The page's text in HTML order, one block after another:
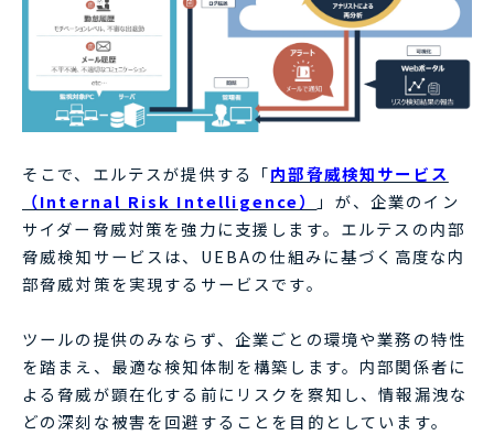
そこで、エルテスが提供する「内部脅威検知サービス
（Internal Risk Intelligence）
」が、企業のイン
サイダー脅威対策を強力に支援します。エルテスの内部
脅威検知サービスは、UEBAの仕組みに基づく高度な内
部脅威対策を実現するサービスです。
ツールの提供のみならず、企業ごとの環境や業務の特性
を踏まえ、最適な検知体制を構築します。内部関係者に
よる脅威が顕在化する前にリスクを察知し、情報漏洩な
どの深刻な被害を回避することを目的としています。